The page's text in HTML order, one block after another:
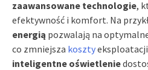
zaawansowane technologie,
efektywność i komfort. Na
energią pozwalają na
co zmniejsza koszty
inteligentne oświetlenie